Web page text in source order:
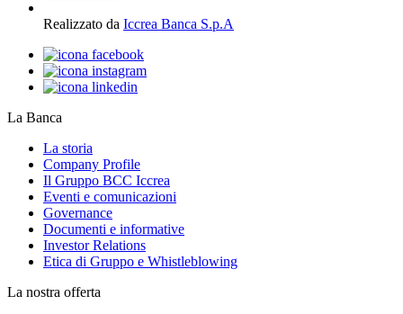
Realizzato da Iccrea Banca S.p.A
La Banca
La storia
Company Profile
Il Gruppo BCC Iccrea
Eventi e comunicazioni
Governance
Documenti e informative
Investor Relations
Etica di Gruppo e Whistleblowing
La nostra offerta